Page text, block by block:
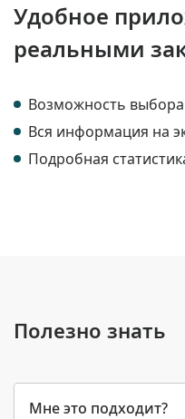
Удобное
реальными
Возможность
Вся информация на
Подробная
Полезно знать
Мне это подходит?